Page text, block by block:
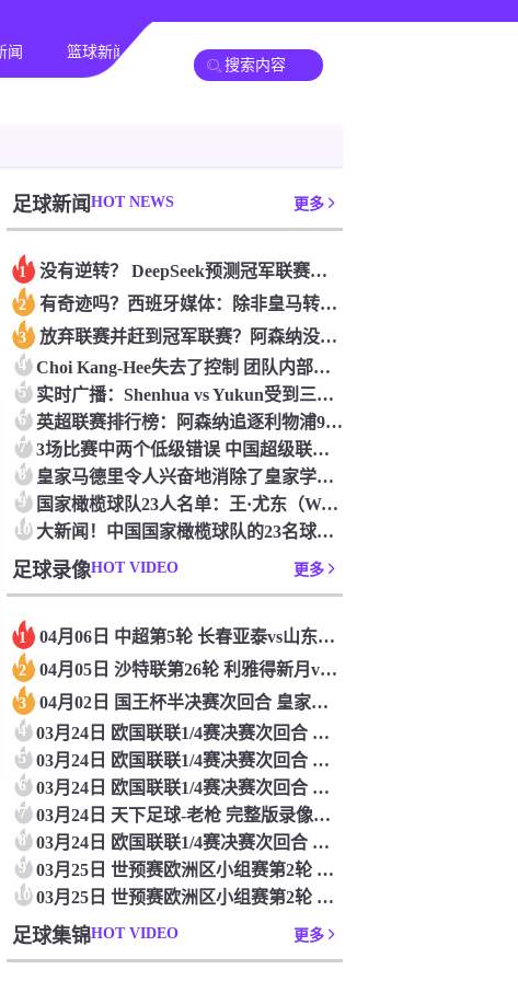
闻 篮球新闻
足球新闻 HOT NEWS 更多
1 没有逆转？ DeepSeek预测冠军联赛的第二回合：4支球队在第一回合中获胜 枪手输了
2 有奇迹吗？西班牙媒体：除非皇马转过身赢得西甲或欧洲冠军
3 放弃联赛并赶到冠军联赛？阿森纳没有希望赢得英超杯 赢得欧洲冠军的可能性
4 Choi Kang-Hee失去了控制 团队内部的冲突很突出 只有一个人可以从水火中拯救崔孔
5 实时广播：Shenhua vs Yukun受到三项有争议的惩罚 Yukun将向中国足球联合会提出投诉
6 英超联赛排行榜：阿森纳追逐利物浦9分 曼联连续三件坏事
7 3场比赛中两个低级错误 中国超级联赛的前守门员很老 是时候让位了 最好的继任者出现
8 皇家马德里令人兴奋地消除了皇家学会 安彭负责造成巨大的灾难！
9 国家橄榄球队23人名单：王·尤东（Wang Yudong）首次被选为第11名 塞吉尼奥（Serginho）在名单上
10 大新闻！中国国家橄榄球队的23名球员被确认是第一次进入阵容
足球录像HOT VIDEO 更多
1 04月06日 中超第5轮 长春亚泰vs山东泰山 全场录像
2 04月05日 沙特联第26轮 利雅得新月vs利雅得胜利 全场录像
3 04月02日 国王杯半决赛次回合 皇家马德里vs皇家社会 全场录像
4 03月24日 欧国联联1/4赛决赛次回合 德国vs意大利 全场录像回放
5 03月24日 欧国联联1/4赛决赛次回合 法国vs克罗地亚 全场录像回放
6 03月24日 欧国联联1/4赛决赛次回合 葡萄牙vs丹麦 全场录像回放
7 03月24日 天下足球-老枪 完整版录像回放
8 03月24日 欧国联联1/4赛决赛次回合 西班牙vs荷兰 全场录像回放
9 03月25日 世预赛欧洲区小组赛第2轮 立陶宛vs芬兰 全场录像回放
10 03月25日 世预赛欧洲区小组赛第2轮 波兰vs马耳他 全场录像回放
足球集锦HOT VIDEO 更多